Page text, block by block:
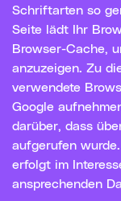
Schriftarten so
Seite lädt Ihr
Browser-Cache,
anzuzeigen. Zu
verwendete
Google
darüber, dass
aufgerufen
erfolgt im
ansprechenden